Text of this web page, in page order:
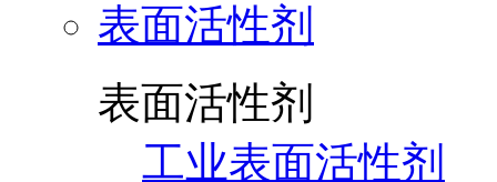
表面活性剂
表面活性剂
工业表面活性剂